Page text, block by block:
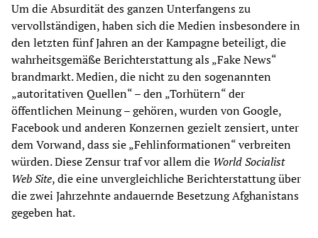
Um die Absurdität des ganzen Unterfangens zu
vervollständigen, haben sich die Medien insbesondere in
den letzten fünf Jahren an der Kampagne beteiligt, die
wahrheitsgemäße Berichterstattung als „Fake News“
brandmarkt. Medien, die nicht zu den sogenannten
„autoritativen Quellen“ – den „Torhütern“ der
öffentlichen Meinung – gehören, wurden von Google,
Facebook und anderen Konzernen gezielt zensiert, unter
dem Vorwand, dass sie „Fehlinformationen“ verbreiten
würden. Diese Zensur traf vor allem die World Socialist
Web Site, die eine unvergleichliche Berichterstattung über
die zwei Jahrzehnte andauernde Besetzung Afghanistans
gegeben hat.